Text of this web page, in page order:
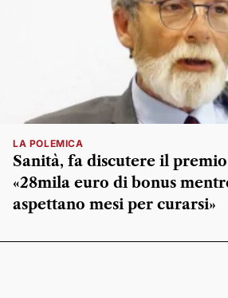
LA POLEMICA
Sanità, fa discutere il
«28mila euro di bonus
aspettano mesi per curarsi»